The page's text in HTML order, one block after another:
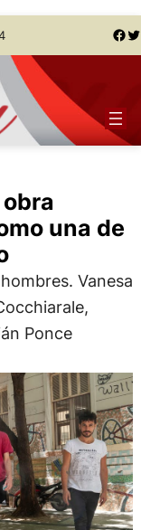
Facebook Twitter
una de
Vanesa
Ponce